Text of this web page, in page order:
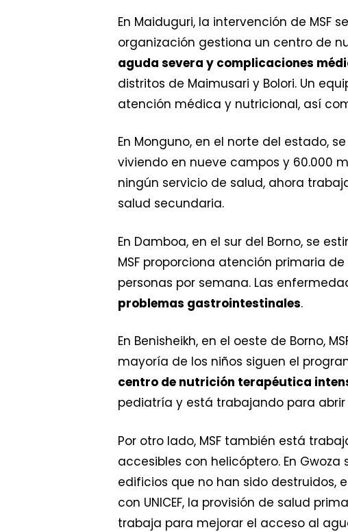
En Maiduguri, la intervención de MSF
organización gestiona un centro de
aguda severa y complicaciones
distritos de Maimusari y Bolori. Un
atención médica y nutricional, así
En Monguno, en el norte del estado,
viviendo en nueve campos y 60.000
ningún servicio de salud, ahora
salud secundaria.
En Damboa, en el sur del Borno, se
MSF proporciona atención primaria
personas por semana. Las
problemas gastrointestinales.
En Benisheikh, en el oeste de Borno,
mayoría de los niños siguen el
centro de nutrición terapéutica
pediatría y está trabajando para
Por otro lado, MSF también está
accesibles con helicóptero. En
edificios que no han sido destruidos,
con UNICEF, la provisión de salud
trabaja para mejorar el acceso al